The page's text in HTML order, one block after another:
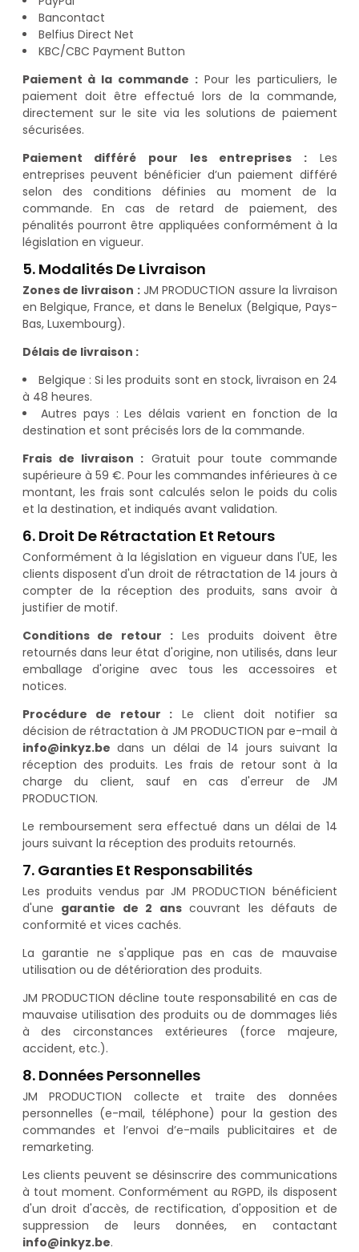
Bancontact
Belfius Direct Net
KBC/CBC Payment Button
Paiement à la commande : Pour les particuliers, le
paiement doit être effectué lors de la commande,
directement sur le site via les solutions de paiement
sécurisées.
Paiement différé pour les entreprises :Les
entreprises peuvent bénéficier d’un paiement différé
selon des conditions définies au moment de la
commande. En cas de retard de paiement, des
pénalités pourront être appliquées conformément à la
législation en vigueur.
5. Modalités De Livraison
Zones de livraison :JM PRODUCTION assure la livraison
en Belgique, France, et dans le Benelux (Belgique, Pays-
Bas, Luxembourg).
Délais de livraison :
Belgique : Si les produits sont en stock, livraison en 24
à 48 heures.
Autres pays : Les délais varient en fonction de la
destination et sont précisés lors de la commande.
Frais de livraison : Gratuit pour toute commande
supérieure à 59 €. Pour les commandes inférieures à ce
montant, les frais sont calculés selon le poids du colis
et la destination, et indiqués avant validation.
6. Droit De Rétractation Et Retours
Conformément à la législation en vigueur dans l'UE, les
clients disposent d'un droit de rétractation de 14 jours à
compter de la réception des produits, sans avoir à
justifier de motif.
Conditions de retour : Les produits doivent être
retournés dans leur état d'origine, non utilisés, dans leur
emballage d'origine avec tous les accessoires et
notices.
Procédure de retour : Le client doit notifier sa
décision de rétractation à JM PRODUCTION par e-mail à
info@inkyz.be dans un délai de 14 jours suivant la
réception des produits. Les frais de retour sont à la
charge du client, sauf en cas d'erreur de JM
PRODUCTION.
Le remboursement sera effectué dans un délai de 14
jours suivant la réception des produits retournés.
7. Garanties Et Responsabilités
Les produits vendus par JM PRODUCTION bénéficient
d'une garantie de 2 anscouvrant les défauts de
conformité et vices cachés.
La garantie ne s'applique pas en cas de mauvaise
utilisation ou de détérioration des produits.
JM PRODUCTION décline toute responsabilité en cas de
mauvaise utilisation des produits ou de dommages liés
à des circonstances extérieures (force majeure,
accident, etc.).
8. Données Personnelles
JM PRODUCTION collecte et traite des données
personnelles (e-mail, téléphone) pour la gestion des
commandes et l’envoi d’e-mails publicitaires et de
remarketing.
Les clients peuvent se désinscrire des communications
à tout moment. Conformément au RGPD, ils disposent
d'un droit d'accès, de rectification, d'opposition et de
suppression de leurs données, en contactant
info@inkyz.be.